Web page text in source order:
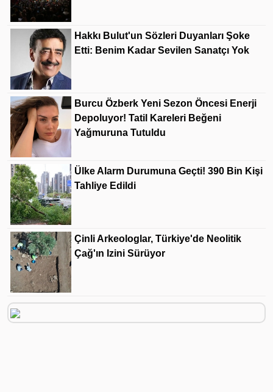
Hakkı Bulut'un Sözleri Duyanları Şoke
Etti: Benim Kadar Sevilen Sanatçı Yok
Burcu Özberk Yeni Sezon Öncesi Enerji
Depoluyor! Tatil Kareleri Beğeni
Yağmuruna Tutuldu
Ülke Alarm Durumuna Geçti! 390 Bin Kişi
Tahliye Edildi
Çinli Arkeologlar, Türkiye'de Neolitik
Çağ'ın Izini Sürüyor